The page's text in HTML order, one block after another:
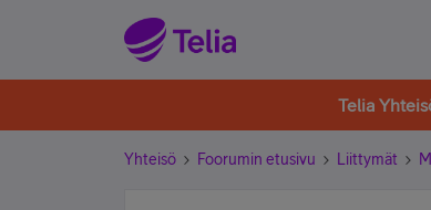
Telia
Yhteisö Foorumin etusivu Liittymät